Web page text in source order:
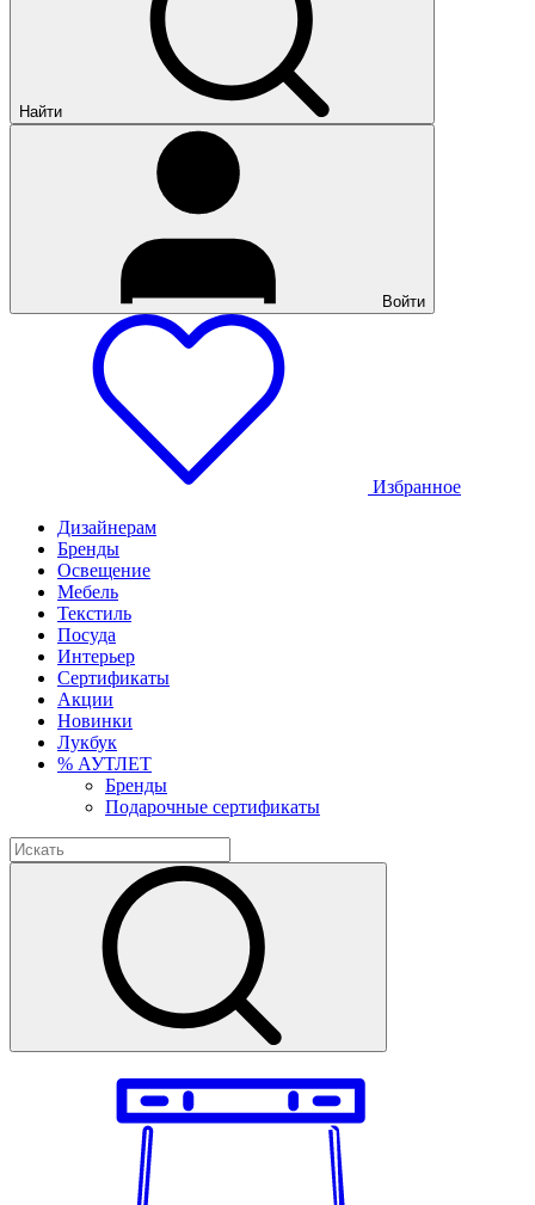
Найти
Войти
Избранное
Дизайнерам
Бренды
Освещение
Мебель
Текстиль
Посуда
Интерьер
Сертификаты
Акции
Новинки
Лукбук
% АУТЛЕТ
Бренды
Подарочные сертификаты